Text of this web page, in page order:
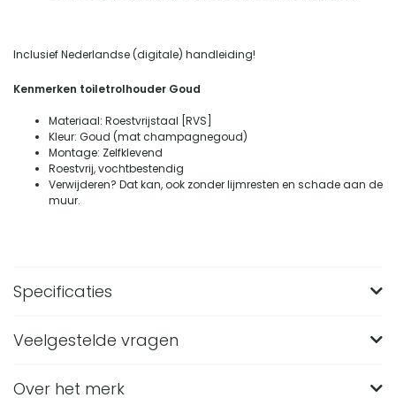
Inclusief Nederlandse (digitale) handleiding!
Kenmerken toiletrolhouder Goud
Materiaal: Roestvrijstaal [RVS]
Kleur: Goud (mat champagnegoud)
Montage: Zelfklevend
Roestvrij, vochtbestendig
Verwijderen? Dat kan, ook zonder lijmresten en schade aan de
muur.
Specificaties
Merk
Veelgestelde vragen
Wat zijn de afmetingen van de XIVADA WC
Over het merk